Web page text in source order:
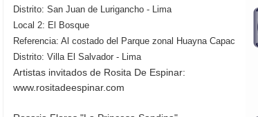
Distrito: San Juan de Lurigancho - Lima
Local 2: El Bosque
Referencia: Al costado del Parque zonal Huayna Capac
Distrito: Villa El Salvador - Lima
Artistas invitados de Rosita De Espinar:
www.rositadeespinar.com